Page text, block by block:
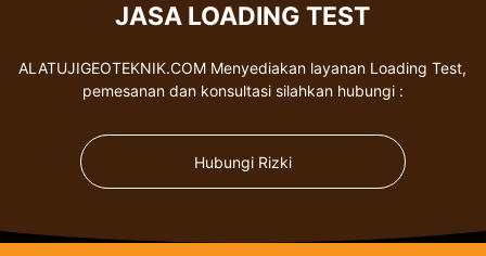
JASA LOADING TEST
ALATUJIGEOTEKNIK.COM Menyediakan layanan Loading Test,
pemesanan dan konsultasi silahkan hubungi :
Hubungi Rizki